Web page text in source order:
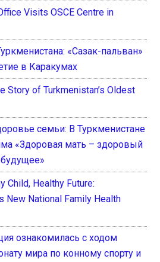
Visits OSCE Centre in
«Сазак-пальван»
в Каракумах
Story of Turkmenistan’s Oldest
семьи: В Туркменистане
«Здоровая мать – здоровый
Child, Healthy Future:
New National Family Health
ознакомилась с ходом
мира по конному спорту и